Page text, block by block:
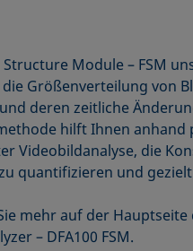
Structure Module – FSM
Größenverteilung von
deren zeitliche
hilft Ihnen anhand
Videobildanalyse, die
quantifizieren und
mehr auf der Hauptseite
– DFA100 FSM.